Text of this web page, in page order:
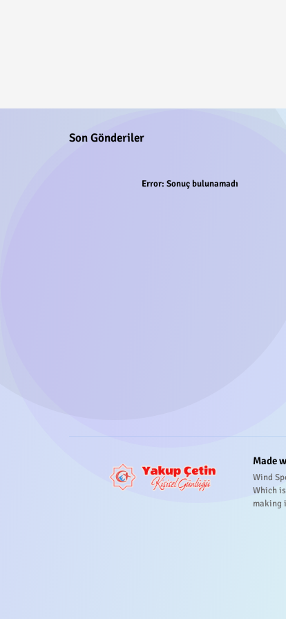
Son Gönderiler
Error: Sonuç bulunamadı
Made
Wind
Which
making